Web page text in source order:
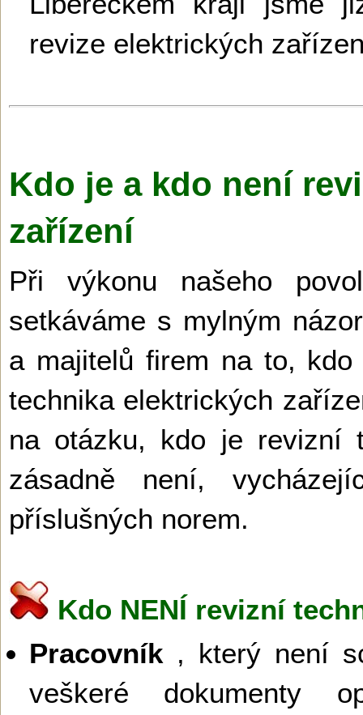
revize elektrických
Kdo je a kdo není
zařízení
Při výkonu našeho
setkáváme s mylným
a majitelů firem na to,
technika elektrických
na otázku, kdo je revizní
zásadně není,
příslušných norem.
Kdo NENÍ revizní
Pracovník , který není
veškeré dokumenty